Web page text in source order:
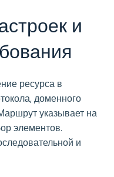
и
ресурса в
доменного
указывает на
элементов.
и